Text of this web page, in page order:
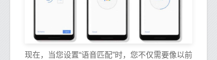
现在，当您设置“语音匹配”时，您不仅需要像以前